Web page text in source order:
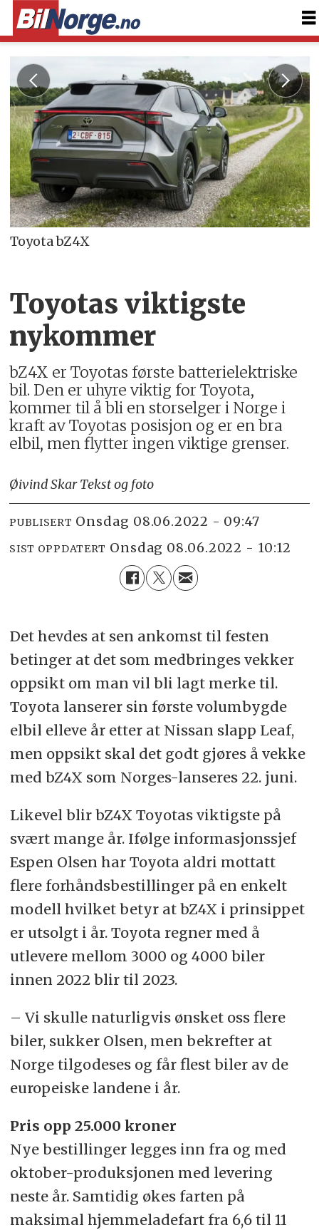
Toyota bZ4X
Toyotas viktigste
nykommer
bZ4X er Toyotas første batterielektriske
bil. Den er uhyre viktig for Toyota,
kommer til å bli en storselger i Norge i
kraft av Toyotas posisjon og er en bra
elbil, men flytter ingen viktige grenser.
Øivind Skar Tekst og foto
PUBLISERT onsdag 08.06.2022 - 09:47
SIST OPPDATERT onsdag 08.06.2022 - 10:12
Det hevdes at sen ankomst til festen
betinger at det som medbringes vekker
oppsikt om man vil bli lagt merke til.
Toyota lanserer sin første volumbygde
elbil elleve år etter at Nissan slapp Leaf,
men oppsikt skal det godt gjøres å vekke
med bZ4X som Norges-lanseres 22. juni.
Likevel blir bZ4X Toyotas viktigste på
svært mange år. Ifølge informasjonssjef
Espen Olsen har Toyota aldri mottatt
flere forhåndsbestillinger på en enkelt
modell hvilket betyr at bZ4X i prinsippet
er utsolgt i år. Toyota regner med å
utlevere mellom 3000 og 4000 biler
innen 2022 blir til 2023.
– Vi skulle naturligvis ønsket oss flere
biler, sukker Olsen, men bekrefter at
Norge tilgodeses og får flest biler av de
europeiske landene i år.
Pris opp 25.000 kroner
Nye bestillinger legges inn fra og med
oktober-produksjonen med levering
neste år. Samtidig økes farten på
maksimal hjemmeladefart fra 6,6 til 11